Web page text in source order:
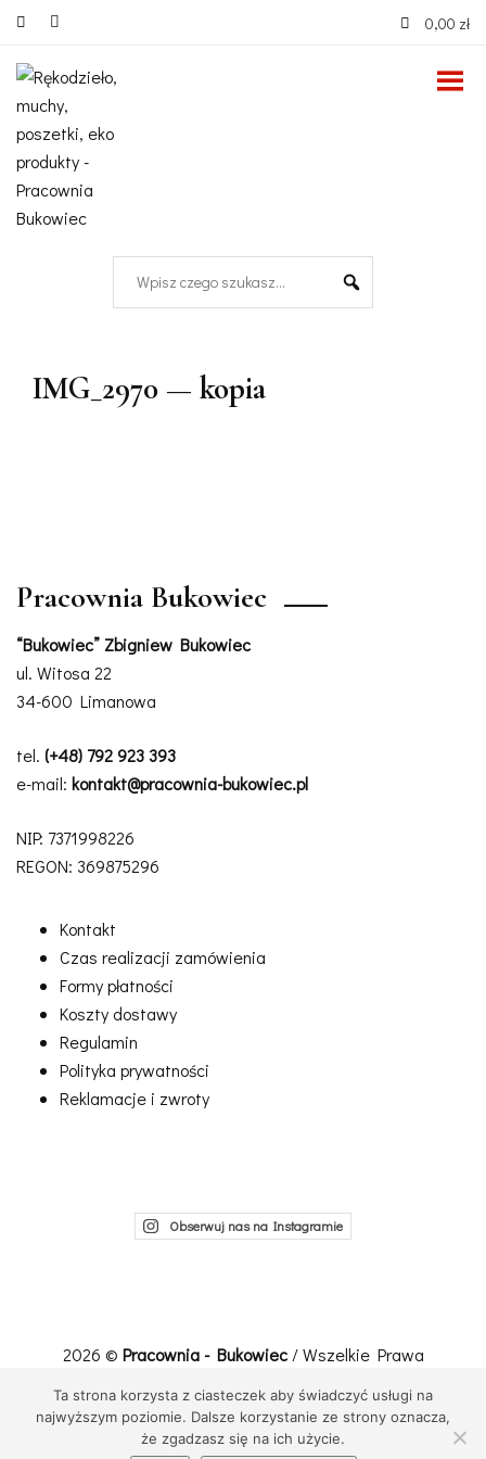
0,00 zł
IMG_2970 — kopia
Pracownia Bukowiec
“Bukowiec” Zbigniew Bukowiec
ul. Witosa 22
34-600 Limanowa
tel. (+48) 792 923 393
e-mail: kontakt@pracownia-bukowiec.pl
NIP: 7371998226
REGON: 369875296
Kontakt
Czas realizacji zamówienia
Formy płatności
Koszty dostawy
Regulamin
Polityka prywatności
Reklamacje i zwroty
Obserwuj nas na Instagramie
2026 © Pracownia - Bukowiec/ Wszelkie Prawa
Realizacja, wdrożenie:Net-Factory
Ta strona korzysta z ciasteczek aby świadczyć usługi na
najwyższym poziomie. Dalsze korzystanie ze strony oznacza,
że zgadzasz się na ich użycie.